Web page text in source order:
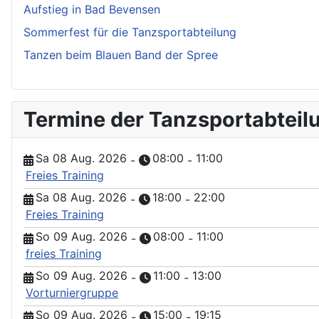
Aufstieg in Bad Bevensen
Sommerfest für die Tanzsportabteilung
Tanzen beim Blauen Band der Spree
Termine der
Sa 08 Aug. 2026 - 08:00 - 11:00
Freies Training
Sa 08 Aug. 2026 - 18:00 - 22:00
Freies Training
So 09 Aug. 2026 - 08:00 - 11:00
freies Training
So 09 Aug. 2026 - 11:00 - 13:00
Vorturniergruppe
So 09 Aug. 2026
15:00 19:15